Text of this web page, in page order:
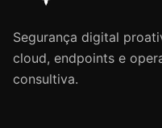
Segurança digital
cloud, endpoints e
consultiva.